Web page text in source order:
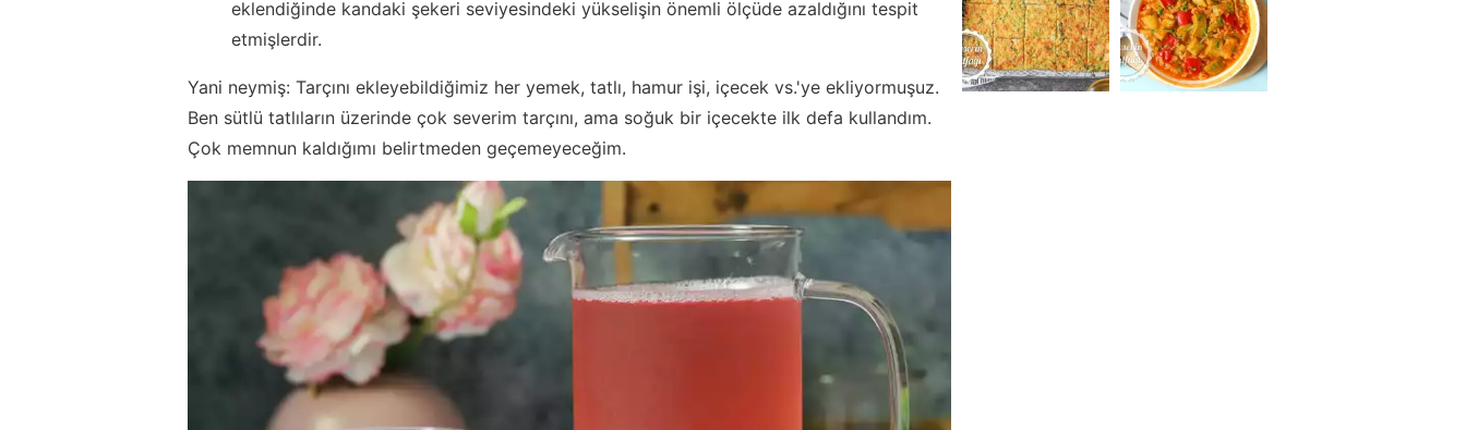
eklendiğinde kandaki şekeri seviyesindeki yükselişin önemli ölçüde azaldığını tespit
etmişlerdir.
Yani neymiş: Tarçını ekleyebildiğimiz her yemek, tatlı, hamur işi, içecek vs.'ye ekliyormuşuz.
Ben sütlü tatlıların üzerinde çok severim tarçını, ama soğuk bir içecekte ilk defa kullandım.
Çok memnun kaldığımı belirtmeden geçemeyeceğim.